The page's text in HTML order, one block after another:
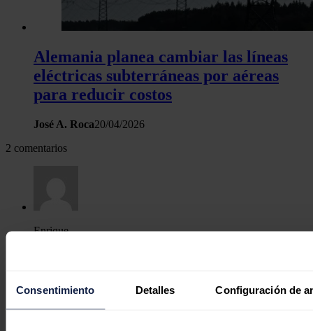
Consentimiento Detalles Configuración de
Alemania planea cambiar las líneas
eléctricas subterráneas por aéreas
para reducir costos
José A. Roca20/04/2026
2 comentarios
Enrique
Donde veis Netfix en una sala de cine?